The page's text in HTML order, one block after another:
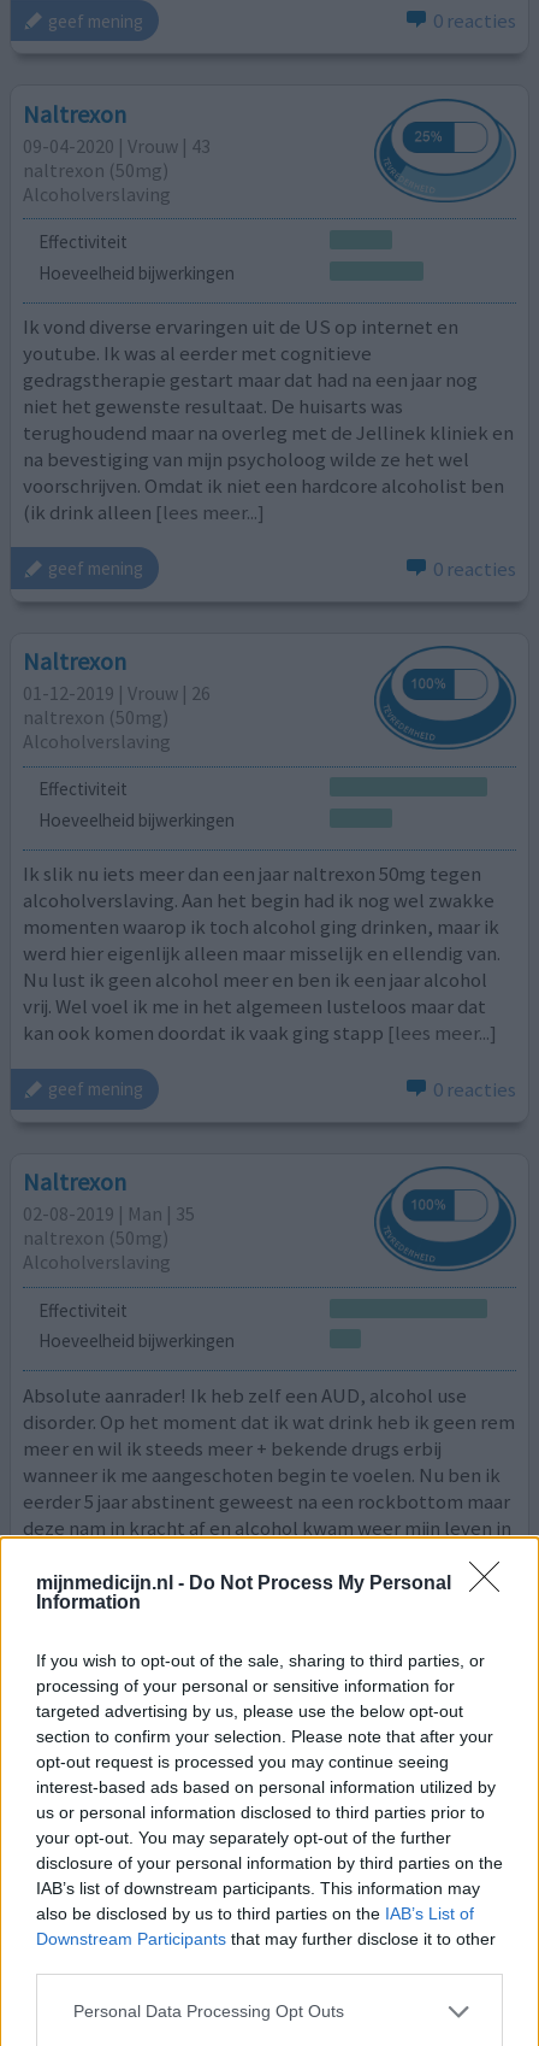
mijnmedicijn.nl - Do Not Process My Personal
Information
If you wish to opt-out of the sale, sharing to third parties, or
processing of your personal or sensitive information for
targeted advertising by us, please use the below opt-out
section to confirm your selection. Please note that after your
opt-out request is processed you may continue seeing
interest-based ads based on personal information utilized by
us or personal information disclosed to third parties prior to
your opt-out. You may separately opt-out of the further
disclosure of your personal information by third parties on the
IAB’s list of downstream participants. This information may
also be disclosed by us to third parties on the IAB’s List of
Downstream Participants that may further disclose it to other
Personal Data Processing Opt Outs
geef mening 0 reacties
Naltrexon
09-04-2020 | Vrouw | 43
naltrexon (50mg)
Alcoholverslaving
Effectiviteit
Hoeveelheid bijwerkingen
Ik vond diverse ervaringen uit de US op internet en
youtube. Ik was al eerder met cognitieve
gedragstherapie gestart maar dat had na een jaar nog
niet het gewenste resultaat. De huisarts was
terughoudend maar na overleg met de Jellinek kliniek en
na bevestiging van mijn psycholoog wilde ze het wel
voorschrijven. Omdat ik niet een hardcore alcoholist ben
(ik drink alleen [lees meer...]
geef mening 0 reacties
Naltrexon
01-12-2019 | Vrouw | 26
naltrexon (50mg)
Alcoholverslaving
Effectiviteit
Hoeveelheid bijwerkingen
Ik slik nu iets meer dan een jaar naltrexon 50mg tegen
alcoholverslaving. Aan het begin had ik nog wel zwakke
momenten waarop ik toch alcohol ging drinken, maar ik
werd hier eigenlijk alleen maar misselijk en ellendig van.
Nu lust ik geen alcohol meer en ben ik een jaar alcohol
vrij. Wel voel ik me in het algemeen lusteloos maar dat
kan ook komen doordat ik vaak ging stapp [lees meer...]
geef mening 0 reacties
Naltrexon
02-08-2019 | Man | 35
naltrexon (50mg)
Alcoholverslaving
Effectiviteit
Hoeveelheid bijwerkingen
Absolute aanrader! Ik heb zelf een AUD, alcohol use
disorder. Op het moment dat ik wat drink heb ik geen rem
meer en wil ik steeds meer + bekende drugs erbij
wanneer ik me aangeschoten begin te voelen. Nu ben ik
eerder 5 jaar abstinent geweest na een rockbottom maar
deze nam in kracht af en alcohol kwam weer mijn leven in
meer...]
Naltrexon
09-12-2018 | Man | 40
naltrexon (50mg)
Alcoholverslaving
Effectiviteit
Hoeveelheid bijwerkingen
Op advies van een verslavingsarts dit middel
voorgeschreven gekregen. Na enkele dagen zeer
zelfmoordpoging heeft gebracht.